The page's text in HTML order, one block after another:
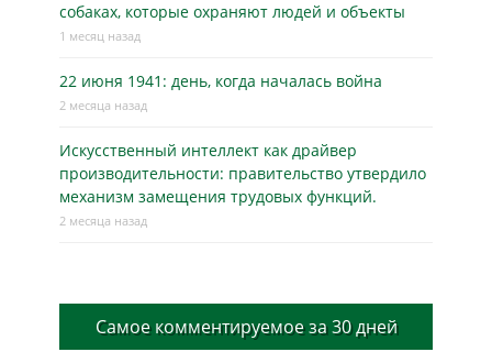
собаках, которые охраняют людей и объекты
1 месяц назад
22 июня 1941: день, когда началась война
2 месяца назад
Искусственный интеллект как драйвер
производительности: правительство утвердило
механизм замещения трудовых функций.
2 месяца назад
Самое комментируемое за 30 дней